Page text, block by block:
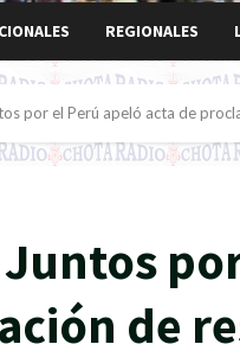
REGIONALES
por el Perú apeló acta de
de